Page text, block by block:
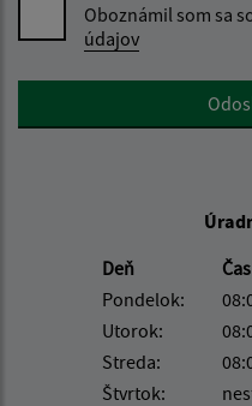
Oboznámil som sa
údajov
Google reCaptcha Response
Deň
Pondelok:
Utorok:
Streda:
Štvrtok: